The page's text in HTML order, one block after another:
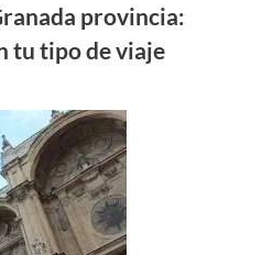
provincia:
tu tipo de viaje